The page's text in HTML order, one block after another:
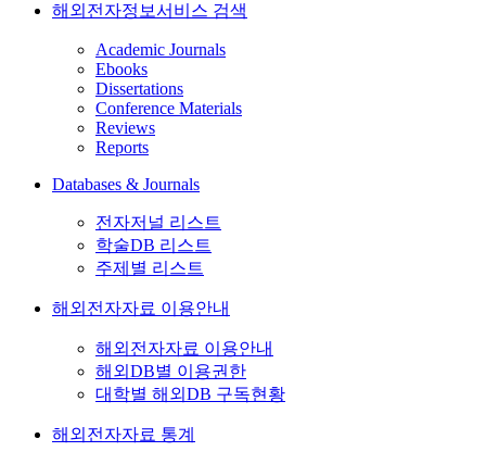
해외전자정보서비스 검색
Academic Journals
Ebooks
Dissertations
Conference Materials
Reviews
Reports
Databases & Journals
전자저널 리스트
학술DB 리스트
주제별 리스트
해외전자자료 이용안내
해외전자자료 이용안내
해외DB별 이용권한
대학별 해외DB 구독현황
해외전자자료 통계